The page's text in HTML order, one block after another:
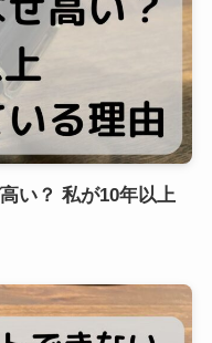
い？ 私が10年以上